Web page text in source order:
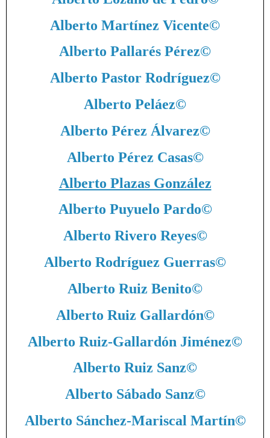
Alberto Martínez Vicente©
Alberto Pallarés Pérez©
Alberto Pastor Rodríguez©
Alberto Peláez©
Alberto Pérez Álvarez©
Alberto Pérez Casas©
Alberto Plazas González
Alberto Puyuelo Pardo©
Alberto Rivero Reyes©
Alberto Rodríguez Guerras©
Alberto Ruiz Benito©
Alberto Ruiz Gallardón©
Alberto Ruiz-Gallardón Jiménez©
Alberto Ruiz Sanz©
Alberto Sábado Sanz©
Alberto Sánchez-Mariscal Martín©